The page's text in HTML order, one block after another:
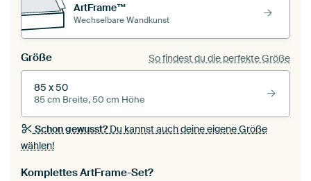
ArtFrame™
Wechselbare Wandkunst
Größe So findest du die perfekte Größe
85 x 50
85 cm Breite, 50 cm Höhe
Schon gewusst?Du kannst auch deine eigene Größe
wählen!
Komplettes ArtFrame-Set?